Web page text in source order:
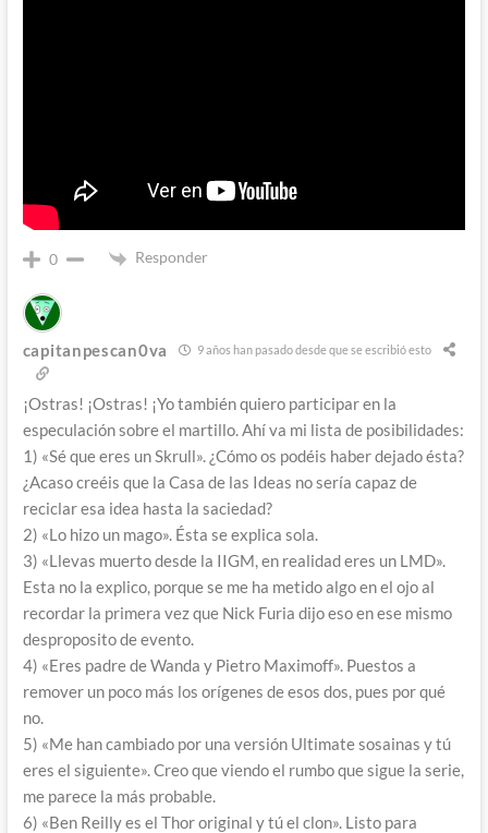
0 Responder
capitanpescan0va 9 años han pasado desde que se escribió esto
¡Ostras! ¡Ostras! ¡Yo también quiero participar en la
especulación sobre el martillo. Ahí va mi lista de posibilidades:
1) «Sé que eres un Skrull». ¿Cómo os podéis haber dejado ésta?
¿Acaso creéis que la Casa de las Ideas no sería capaz de
reciclar esa idea hasta la saciedad?
2) «Lo hizo un mago». Ésta se explica sola.
3) «Llevas muerto desde la IIGM, en realidad eres un LMD».
Esta no la explico, porque se me ha metido algo en el ojo al
recordar la primera vez que Nick Furia dijo eso en ese mismo
desproposito de evento.
4) «Eres padre de Wanda y Pietro Maximoff». Puestos a
remover un poco más los orígenes de esos dos, pues por qué
no.
5) «Me han cambiado por una versión Ultimate sosainas y tú
eres el siguiente». Creo que viendo el rumbo que sigue la serie,
me parece la más probable.
6) «Ben Reilly es el Thor original y tú el clon». Listo para